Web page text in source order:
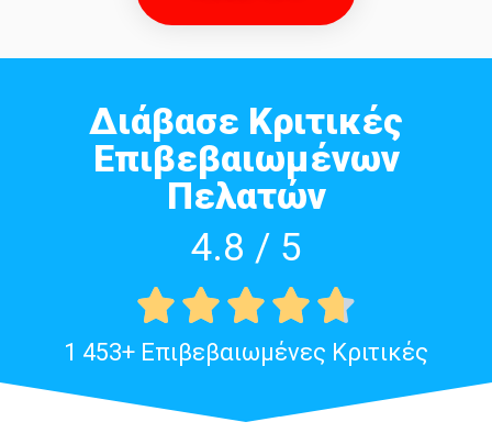
Διάβασε Κριτικές
Επιβεβαιωμένων
Πελατών
4.8 / 5

1 453+ Επιβεβαιωμένες Κριτικές